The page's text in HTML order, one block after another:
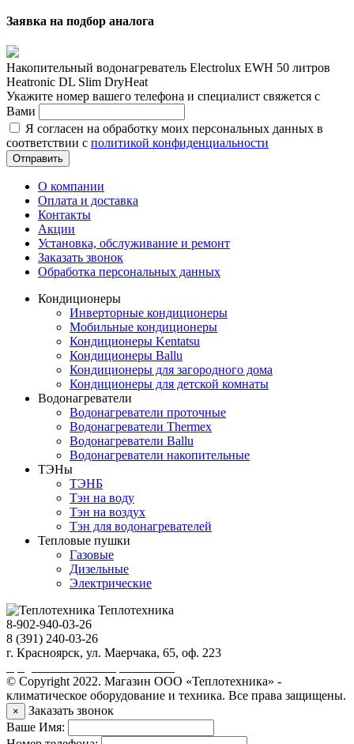
Заявка на подбор аналога
Накопительный водонагреватель Electrolux EWH 50 литров
Heatronic DL Slim DryHeat
Укажите номер вашего телефона и специалист свяжется с
Вами
Я согласен на обработку моих персональных данных в
соответствии с политикой конфиденциальности
Отправить
О компании
Оплата и доставка
Контакты
Акции
Установка, обслуживание и ремонт
Заказать звонок
Обработка персональных данных
Кондиционеры
Инверторные кондиционеры
Мобильные кондиционеры
Кондиционеры Kentatsu
Кондиционеры Ballu
Кондиционеры для загородного дома
Кондиционеры для детской комнаты
Водонагреватели
Водонагреватели проточные
Водонагреватели Thermex
Водонагреватели Ballu
Водонагреватели накопительные
ТЭНы
ТЭНБ
Тэн на воду
Тэн на воздух
Тэн для водонагревателей
Тепловые пушки
Газовые
Дизельные
Электрические
Теплотехника
8-902-940-03-26
8 (391) 240-03-26
г. Красноярск, ул. Маерчака, 65, оф. 223
© Copyright 2022. Магазин ООО «Теплотехника» -
климатическое оборудование и техника. Все права защищены.
×
Заказать звонок
Ваше Имя: